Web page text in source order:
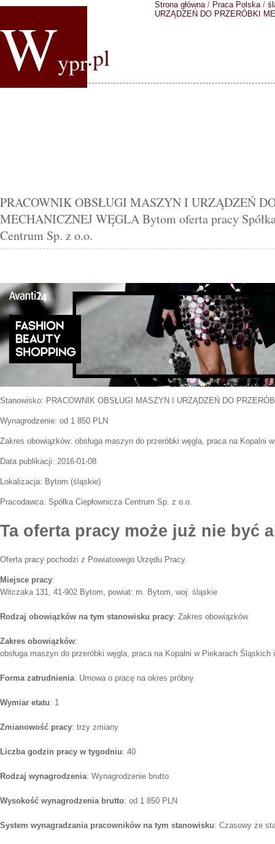
Wypr.pl
Strona główna/ Praca Polska/
URZĄDZEŃ DO PRZERÓBKI
PRACOWNIK OBSŁUGI MASZYN I URZĄDZEŃ
MECHANICZNEJ WĘGLA Bytom oferta pracy
Centrum Sp. z o.o.
Stanowisko: PRACOWNIK OBSŁUGI MASZYN I URZĄDZEŃ DO
Wynagrodzenie: od 1 850 PLN
Zakres obowiązków: obsługa maszyn do przeróbki węgla, praca na Kopalni
Data publikacji: 2016-01-08
Lokalizacja: Bytom (śląskie)
Pracodawca: Spółka Ciepłownicza Centrum Sp. z o.o.
Ta oferta pracy może już nie być
Oferta pracy pochodzi z Powiatowego Urzędu Pracy.
Miejsce pracy:
Witczaka 131, 41-902 Bytom, powiat: m. Bytom, woj: śląskie
Rodzaj obowiązków na tym stanowisku pracy: Zakres obowiązków
Zakres obowiązków:
obsługa maszyn do przeróbki węgla, praca na Kopalni w Piekarach Śląskich
Forma zatrudnienia: Umowa o pracę na okres próbny
Wymiar etatu: 1
Zmianowość pracy: trzy zmiany
Liczba godzin pracy w tygodniu: 40
Rodzaj wynagrodzenia: Wynagrodzenie brutto
Wysokość wynagrodzenia brutto: od 1 850 PLN
System wynagradzania pracowników na tym stanowisku: Czasowy ze